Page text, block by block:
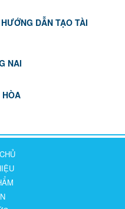
DẪN TẠO TÀI
NAI